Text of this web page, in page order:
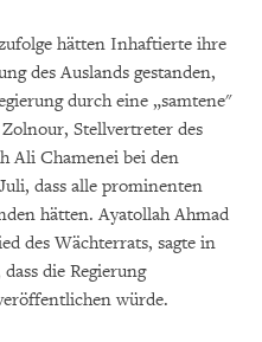
hätten Inhaftierte ihre
des Auslands gestanden,
durch eine „samtene"
Stellvertreter des
Ali Chamenei bei den
dass alle prominenten
hätten. Ayatollah Ahmad
des Wächterrats, sagte in
die Regierung
würde.